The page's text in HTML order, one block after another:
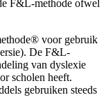
F&L-methode ofwel
voor gebruik
De F&L-
van dyslexie
scholen heeft.
gebruiken steeds